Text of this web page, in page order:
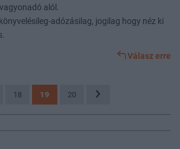
alól.
adózásilag, jogilag hogy néz ki
Válasz erre
18 19 20